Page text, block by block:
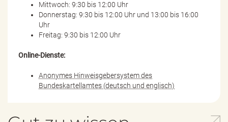
Mittwoch: 9:30 bis 12:00 Uhr
Donnerstag: 9:30 bis 12:00 Uhr und 13:00 bis 16:00
Uhr
Freitag: 9:30 bis 12:00 Uhr
Online-Dienste:
Anonymes Hinweisgebersystem des
Bundeskartellamtes (deutsch und englisch)